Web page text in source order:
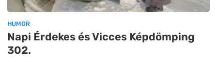
HUMOR
Napi Érdekes és Vicces Képdömping
302.